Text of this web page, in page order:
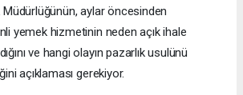
Müdürlüğünün, aylar öncesinden
yemek hizmetinin neden açık ihale
ve hangi olayın pazarlık usulünü
açıklaması gerekiyor.